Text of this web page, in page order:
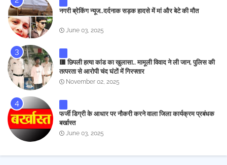
नगरी ब्रेकिंग न्यूज..दर्दनाक सड़क हादसे में मां और बेटे की मौत
June 03, 2025
🟥 छिपली हत्या कांड का खुलासा.. मामूली विवाद ने ली जान, पुलिस की
तत्परता से आरोपी चंद घंटों में गिरफ्तार
November 02, 2025
फर्जी डिग्री के आधार पर नौकरी करने वाला जिला कार्यक्रम प्रबंधक
बर्खास्त
June 03, 2025